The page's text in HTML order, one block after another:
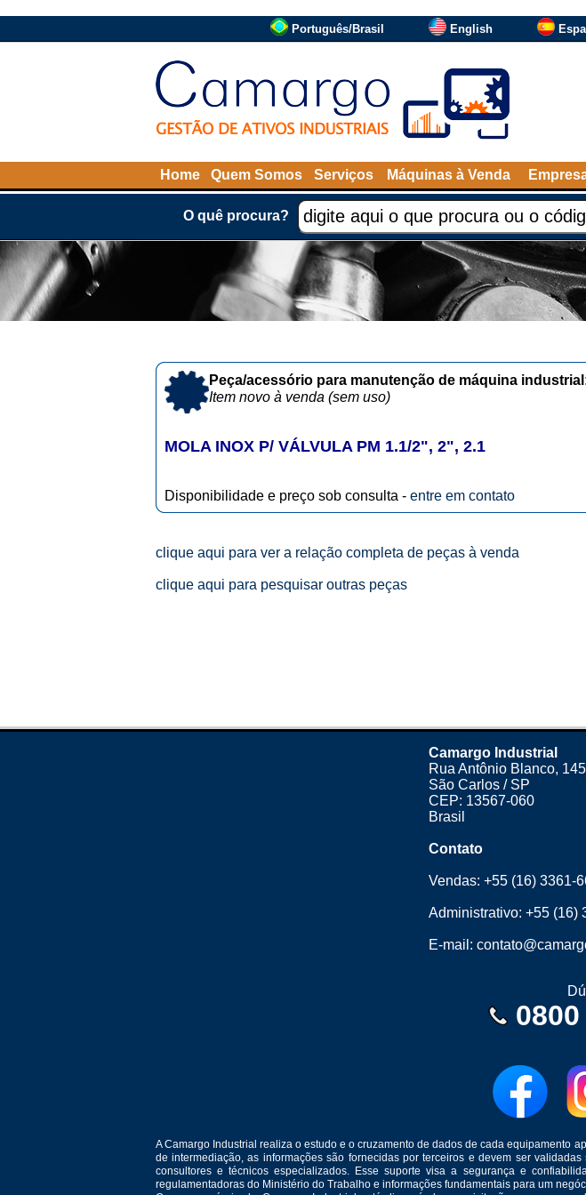
Português/Brasil English
Home Quem Somos Serviços Máquinas à Venda
O quê procura?
Peça/acessório para manutenção de máquina
Item novo à venda (sem uso)
MOLA INOX P/ VÁLVULA PM 1.1/2", 2", 2.1
Disponibilidade e preço sob consulta - entre em contato
clique aqui para ver a relação completa de peças à venda
clique aqui para pesquisar outras peças
Camargo Industrial
Rua Antônio Blanco,
São Carlos / SP
CEP: 13567-060
Brasil
Contato
Vendas: +55 (16) 3361-
Administrativo: +55 (16)
E-mail:
A Camargo Industrial realiza o estudo e o cruzamento de dados de cada equipamento
de intermediação, as informações são fornecidas por terceiros e devem ser
consultores e técnicos especializados. Esse suporte visa a segurança e
regulamentadoras do Ministério do Trabalho e informações fundamentais para um